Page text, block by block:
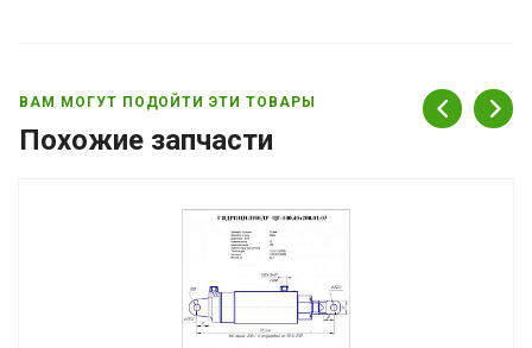
ВАМ МОГУТ ПОДОЙТИ ЭТИ ТОВАРЫ
Похожие запчасти